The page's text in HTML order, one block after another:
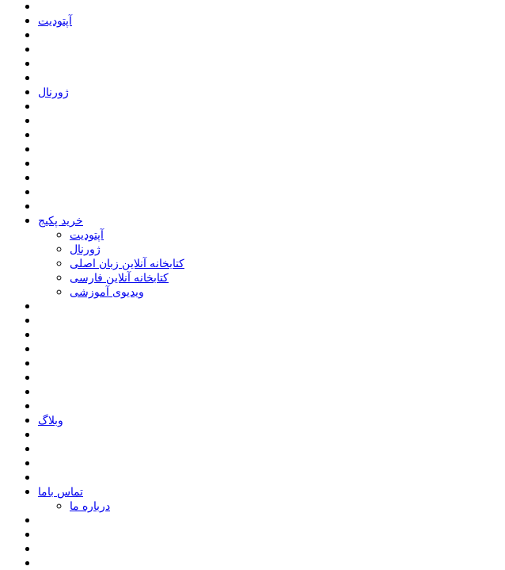
ﺁﭘﺘﻮﺩﯾﺖ
ﮊﻭﺭﻧﺎﻝ
خرید پکیج
ﺁﭘﺘﻮﺩﯾﺖ
ﮊﻭﺭﻧﺎﻝ
کتابخانه آنلاین زبان اصلی
کتابخانه آنلاین فارسی
ویدیوی آموزشی
وبلاگ
ﺗﻤﺎﺱ ﺑﺎﻣﺎ
درباره ما